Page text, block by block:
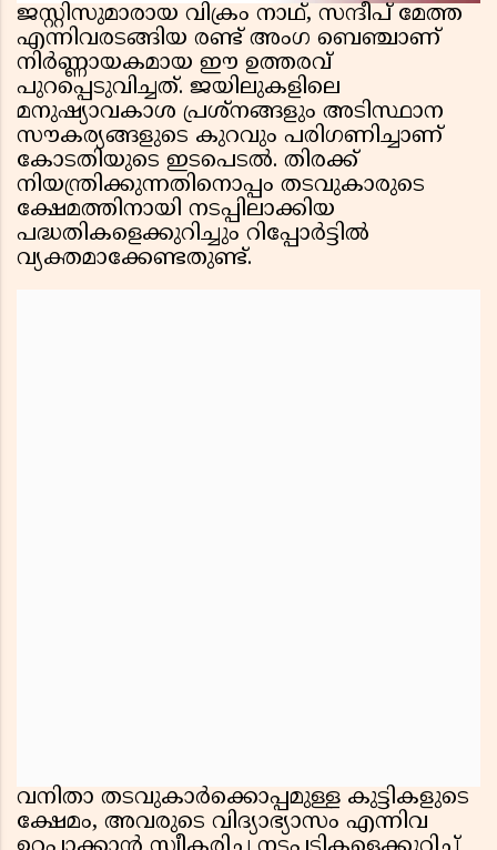
ജസ്റ്റിസുമാരായ വിക്രം നാഥ്, സന്ദീപ് മേത്ത
എന്നിവരടങ്ങിയ രണ്ട് അംഗ ബെഞ്ചാണ്
നിർണ്ണായകമായ ഈ ഉത്തരവ്
പുറപ്പെടുവിച്ചത്. ജയിലുകളിലെ
മനുഷ്യാവകാശ പ്രശ്നങ്ങളും അടിസ്ഥാന
സൗകര്യങ്ങളുടെ കുറവും പരിഗണിച്ചാണ്
കോടതിയുടെ ഇടപെടൽ. തിരക്ക്
നിയന്ത്രിക്കുന്നതിനൊപ്പം തടവുകാരുടെ
ക്ഷേമത്തിനായി നടപ്പിലാക്കിയ
പദ്ധതികളെക്കുറിച്ചും റിപ്പോർട്ടിൽ
വ്യക്തമാക്കേണ്ടതുണ്ട്.
വനിതാ തടവുകാർക്കൊപ്പമുള്ള കുട്ടികളുടെ
ക്ഷേമം, അവരുടെ വിദ്യാഭ്യാസം എന്നിവ